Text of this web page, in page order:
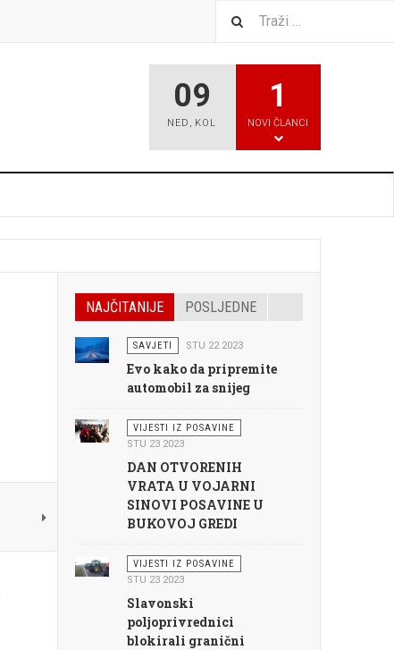
09
NED , KOL
1
NOVI ČLANCI
NAJČITANIJE POSLJEDNE
SAVJETI STU 22 2023
Evo kako da pripremite
automobil za snijeg
VIJESTI IZ POSAVINE
STU 23 2023
DAN OTVORENIH
VRATA U VOJARNI
SINOVI POSAVINE U
BUKOVOJ GREDI
VIJESTI IZ POSAVINE
STU 23 2023
Slavonski
poljoprivrednici
blokirali granični